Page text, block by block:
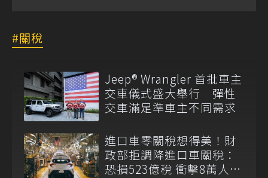
關稅
Jeep® Wrangler 首批車主
交車儀式盛大舉行 彈性
交車滿足準車主不同需求
進口車零關稅想得美！財
政部拒調降進口車關稅：
恐損523億稅 衝擊8萬人員